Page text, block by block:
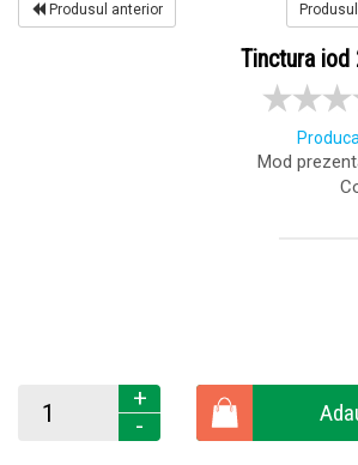
Produsul anterior
Tinctura iod
Mod
+
-